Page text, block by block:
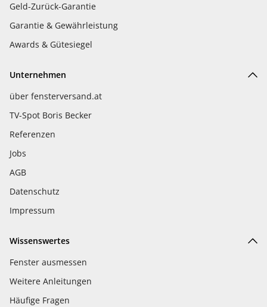
Geld-Zurück-Garantie
Garantie & Gewährleistung
Awards & Gütesiegel
Unternehmen
über fensterversand.at
TV-Spot Boris Becker
Referenzen
Jobs
AGB
Datenschutz
Impressum
Wissenswertes
Fenster ausmessen
Weitere Anleitungen
Häufige Fragen